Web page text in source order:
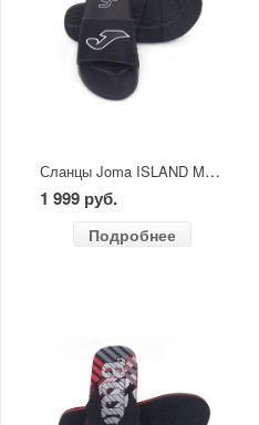
Сланцы Joma ISLAND MEN 2401 черный
1 999 руб.
Подробнее